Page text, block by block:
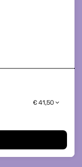
€ 41,50